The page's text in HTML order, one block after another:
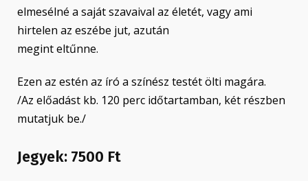
elmesélné a saját szavaival az életét, vagy ami
hirtelen az eszébe jut, azután
megint eltűnne.
Ezen az estén az író a színész testét ölti magára.
/Az előadást kb. 120 perc időtartamban, két részben
mutatjuk be./
Jegyek: 7500 Ft